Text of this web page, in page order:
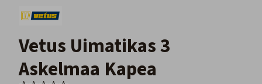
Vetus Uimatikas 3
Askelmaa Kapea